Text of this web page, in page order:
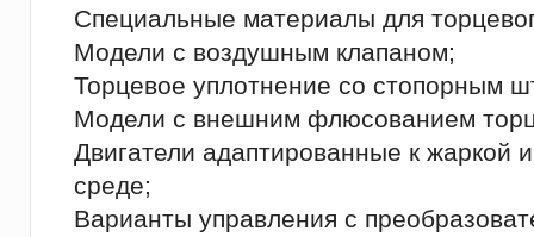
Специальные материалы для
Модели с воздушным клапаном;
Торцевое уплотнение со стопорным
Модели с внешним флюсованием
Двигатели адаптированные к жаркой
среде;
Варианты управления с